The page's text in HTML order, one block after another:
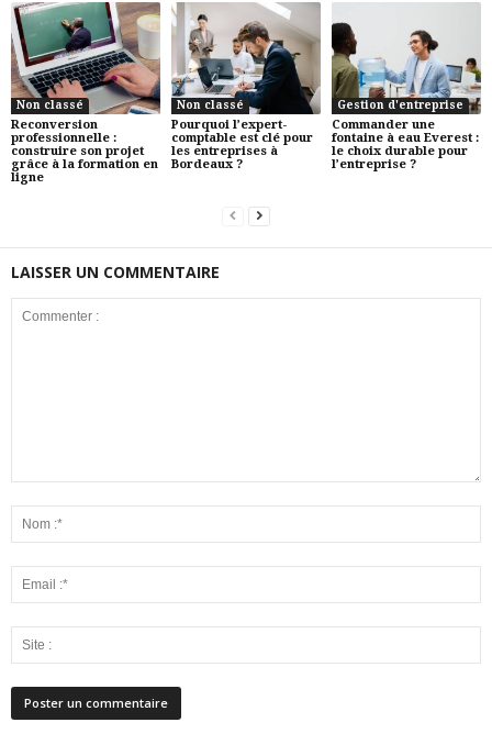
Non classé
Reconversion
professionnelle :
construire son projet
grâce à la formation en
ligne
Non classé
Pourquoi l’expert-
comptable est clé pour
les entreprises à
Bordeaux ?
Gestion d'entreprise
Commander une
fontaine à eau Everest :
le choix durable pour
l’entreprise ?
LAISSER UN COMMENTAIRE